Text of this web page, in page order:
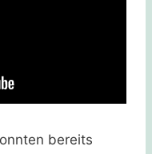
bereits